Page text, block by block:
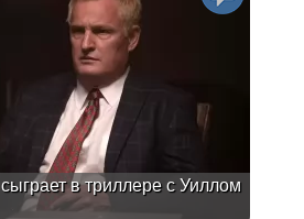
в триллере с Уиллом